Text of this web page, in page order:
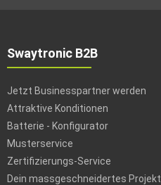
Swaytronic B2B
Jetzt Businesspartner werden
Attraktive Konditionen
Batterie - Konfigurator
Musterservice
Zertifizierungs-Service
Dein massgeschneidertes Projekt